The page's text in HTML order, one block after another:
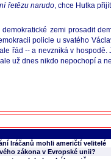
řetězu narudo, chce Hutka
zemi prosadit
policie u svatého
řád -- a nevzniká v
už dnes nikdo nepochopí a
Iráčanů mohli američtí velitelé
zákona v Evropské unii?